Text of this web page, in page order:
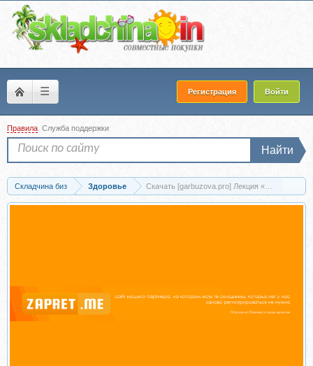
☰ Регистрация Войти
Правила Служба поддержки
Найти
Складчина биз Здоровье